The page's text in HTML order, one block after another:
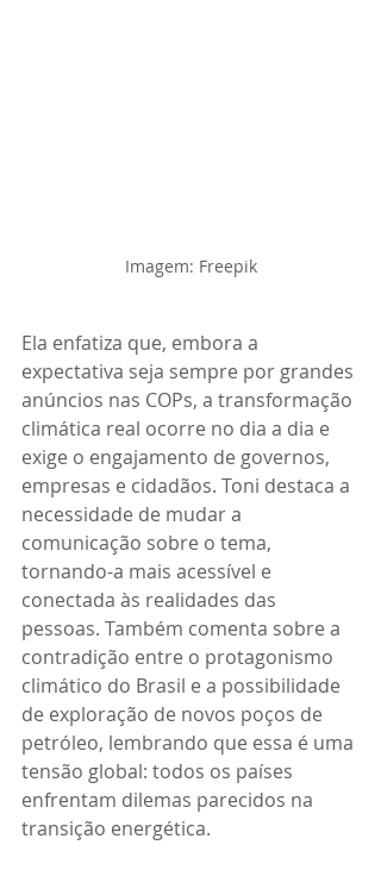
Imagem: Freepik
Ela enfatiza que, embora a
expectativa seja sempre por grandes
anúncios nas COPs, a transformação
climática real ocorre no dia a dia e
exige o engajamento de governos,
empresas e cidadãos. Toni destaca a
necessidade de mudar a
comunicação sobre o tema,
tornando-a mais acessível e
conectada às realidades das
pessoas. Também comenta sobre a
contradição entre o protagonismo
climático do Brasil e a possibilidade
de exploração de novos poços de
petróleo, lembrando que essa é uma
tensão global: todos os países
enfrentam dilemas parecidos na
transição energética.